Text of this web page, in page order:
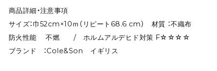
商品詳細・注意事項
サイズ：巾52cm×10ｍ（リピート68.6 cm） 材質 ：不織布
防火性能 不燃 / ホルムアルデヒド対策 F☆☆☆☆
ブランド ：Cole&Son イギリス